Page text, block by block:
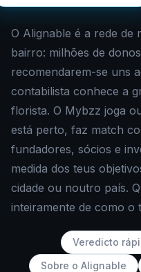
O Alignable é a rede de
bairro: milhões de
recomendarem-se uns
contabilista conhece a
florista. O Mybzz joga
está perto, faz match
fundadores, sócios e
medida dos teus
cidade ou noutro país.
inteiramente de como o
Veredicto
Sobre o Alignable